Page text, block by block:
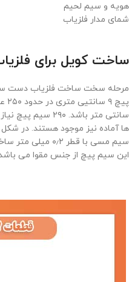
هویه و سیم لحیم
شمای مدار فلزیاب
ساخت کویل برای
مرحله سخت ساخت فلزیاب دست
سانتی متر باشد.
ها آماده نیز موجود هستند. در شکل
این سیم پیچ از جنس مقوا می